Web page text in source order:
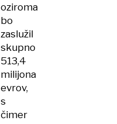
oziroma
bo
zaslužil
skupno
513,4
milijona
evrov,
s
čimer